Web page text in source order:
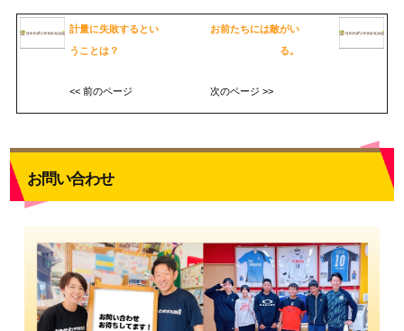
計量に失敗するとい
うことは？
<< 前のページ
お前たちには敵がい
る。
次のページ >>
お問い合わせ